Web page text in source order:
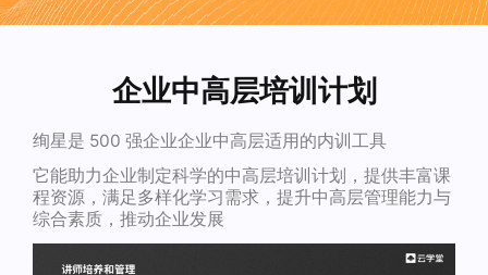
企业中高层培训计划
绚星是 500 强企业企业中高层适用的内训工具
它能助力企业制定科学的中高层培训计划，提供丰富课
程资源，满足多样化学习需求，提升中高层管理能力与
综合素质，推动企业发展